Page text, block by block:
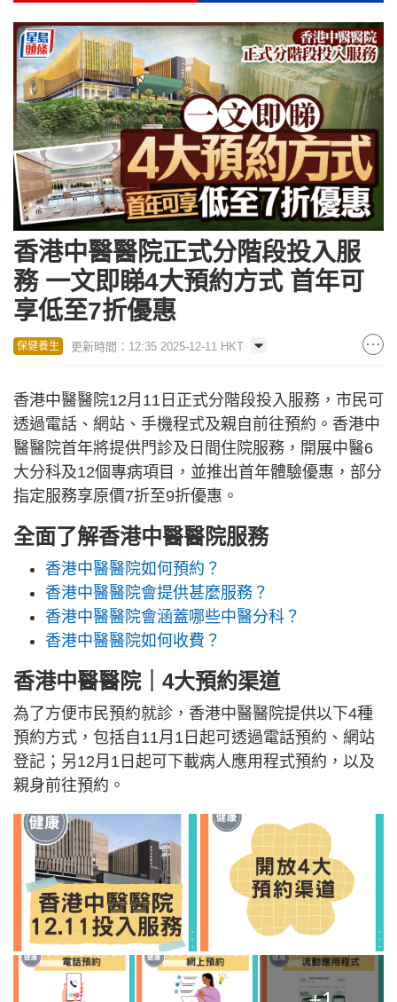
香港中醫醫院正式分階段投入服
務 一文即睇4大預約方式 首年可
享低至7折優惠
保健養生 更新時間：12:35 2025-12-11 HKT
香港中醫醫院12月11日正式分階段投入服務，市民可
透過電話、網站、手機程式及親自前往預約。香港中
醫醫院首年將提供門診及日間住院服務，開展中醫6
大分科及12個專病項目，並推出首年體驗優惠，部分
指定服務享原價7折至9折優惠。
全面了解香港中醫醫院服務
香港中醫醫院如何預約？
香港中醫醫院會提供甚麼服務？
香港中醫醫院會涵蓋哪些中醫分科？
香港中醫醫院如何收費？
香港中醫醫院｜4大預約渠道
為了方便市民預約就診，香港中醫醫院提供以下4種
預約方式，包括自11月1日起可透過電話預約、網站
登記；另12月1日起可下載病人應用程式預約，以及
親身前往預約。